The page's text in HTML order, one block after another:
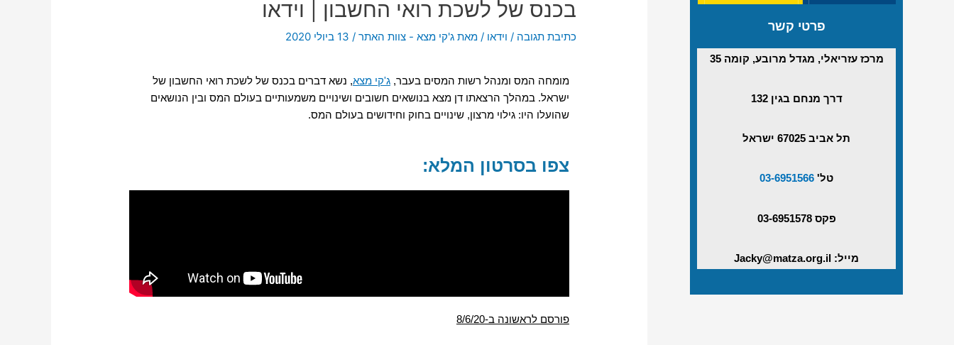
פרטי קשר
מרכז עזריאלי, מגדל מרובע, קומה 35
דרך מנחם בגין 132
תל אביב 67025 ישראל
טל' 03-6951566
פקס 03-6951578
מייל: Jacky@matza.org.il
בכנס של לשכת רואי החשבון | וידאו
כתיבת תגובה / וידאו / מאתג'קי מצא - צוות האתר / 13 ביולי 2020
מומחה המס ומנהל רשות המסים בעבר,ג'קי מצא, נשא דברים בכנס של לשכת רואי החשבון של
ישראל. במהלך הרצאתו דן מצא בנושאים חשובים ושינויים משמעותיים בעולם המס ובין הנושאים
שהועלו היו: גילוי מרצון, שינויים בחוק וחידושים בעולם המס.
צפו בסרטון המלא:
פורסם לראשונה ב-8/6/20